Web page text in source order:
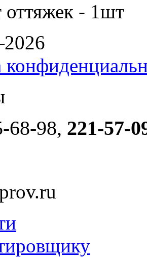
оттяжек - 1шт
68-98, 221-57-